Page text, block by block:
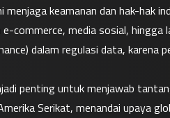
keamanan dan hak-hak
commerce, media sosial, hingga
dalam regulasi data, karena
Serikat, menandai upaya